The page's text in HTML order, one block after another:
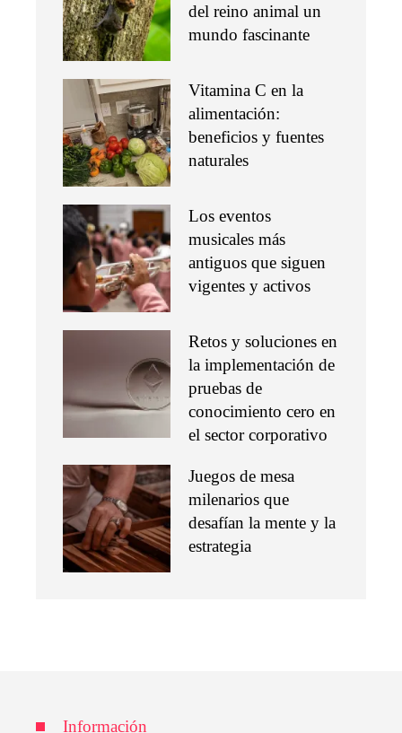
del reino animal un
mundo fascinante
Vitamina C en la
alimentación:
beneficios y fuentes
naturales
Los eventos
musicales más
antiguos que siguen
vigentes y activos
Retos y soluciones en
la implementación de
pruebas de
conocimiento cero en
el sector corporativo
Juegos de mesa
milenarios que
desafían la mente y la
estrategia
Información